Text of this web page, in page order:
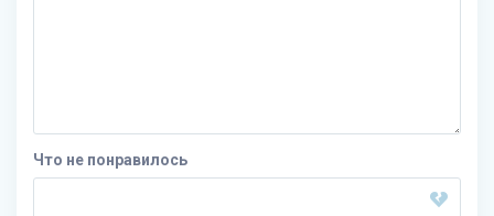
Что не понравилось